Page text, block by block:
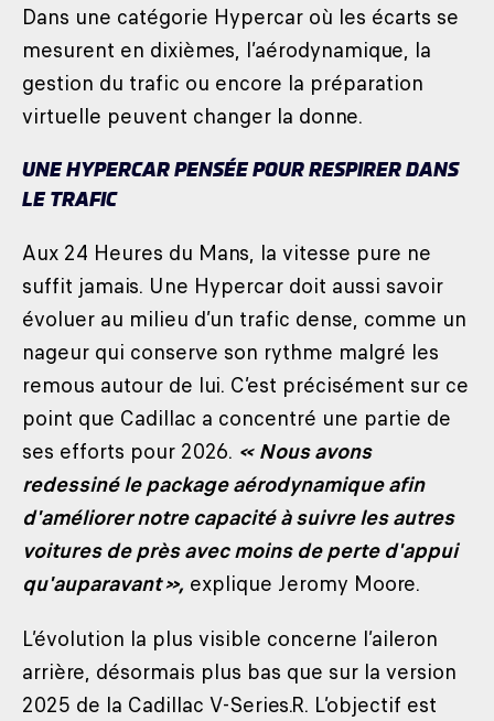
Dans une catégorie Hypercar où les écarts se
mesurent en dixièmes, l’aérodynamique, la
gestion du trafic ou encore la préparation
virtuelle peuvent changer la donne.
UNE HYPERCAR PENSÉE POUR RESPIRER DANS
LE TRAFIC
Aux 24 Heures du Mans, la vitesse pure ne
suffit jamais. Une Hypercar doit aussi savoir
évoluer au milieu d’un trafic dense, comme un
nageur qui conserve son rythme malgré les
remous autour de lui. C’est précisément sur ce
point que Cadillac a concentré une partie de
ses efforts pour 2026. « Nous avons
redessiné le package aérodynamique afin
d'améliorer notre capacité à suivre les autres
voitures de près avec moins de perte d'appui
qu'auparavant », explique Jeromy Moore.
L’évolution la plus visible concerne l’aileron
arrière, désormais plus bas que sur la version
2025 de la Cadillac V-Series.R. L’objectif est